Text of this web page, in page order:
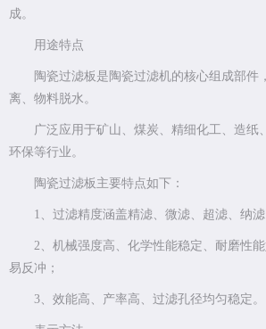
成。
用途特点
陶瓷过滤板是陶瓷过滤机的核心组成部件
离、物料脱水。
广泛应用于矿山、煤炭、精细化工、造纸
环保等行业。
陶瓷过滤板主要特点如下：
1、过滤精度涵盖精滤、微滤、超滤、纳滤
2、机械强度高、化学性能稳定、耐磨性能
易反冲；
3、效能高、产率高、过滤孔径均匀稳定。